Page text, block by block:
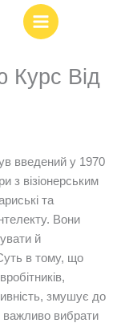
Курс Від
введений у 1970
з візіонерським
та
Вони
й
в тому, що
змушує до
важливо вибрати